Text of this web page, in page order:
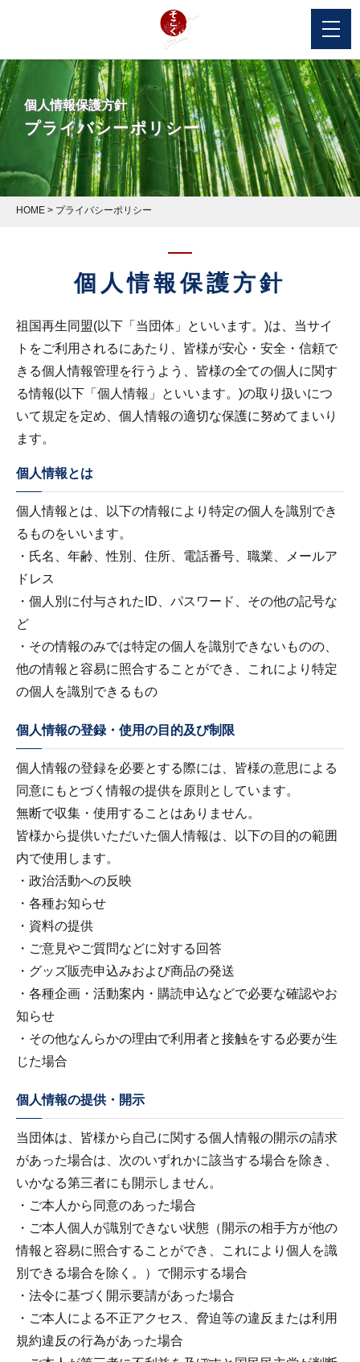
個人情報保護方針
プライバシーポリシー
HOME > プライバシーポリシー
個人情報保護方針
祖国再生同盟(以下「当団体」といいます。)は、当サイ
トをご利用されるにあたり、皆様が安心・安全・信頼で
きる個人情報管理を行うよう、皆様の全ての個人に関す
る情報(以下「個人情報」といいます。)の取り扱いにつ
いて規定を定め、個人情報の適切な保護に努めてまいり
ます。
個人情報とは
個人情報とは、以下の情報により特定の個人を識別でき
るものをいいます。
・氏名、年齢、性別、住所、電話番号、職業、メールア
ドレス
・個人別に付与されたID、パスワード、その他の記号な
ど
・その情報のみでは特定の個人を識別できないものの、
他の情報と容易に照合することができ、これにより特定
の個人を識別できるもの
個人情報の登録・使用の目的及び制限
個人情報の登録を必要とする際には、皆様の意思による
同意にもとづく情報の提供を原則としています。
無断で収集・使用することはありません。
皆様から提供いただいた個人情報は、以下の目的の範囲
内で使用します。
・政治活動への反映
・各種お知らせ
・資料の提供
・ご意見やご質問などに対する回答
・グッズ販売申込みおよび商品の発送
・各種企画・活動案内・購読申込などで必要な確認やお
知らせ
・その他なんらかの理由で利用者と接触をする必要が生
じた場合
個人情報の提供・開示
当団体は、皆様から自己に関する個人情報の開示の請求
があった場合は、次のいずれかに該当する場合を除き、
いかなる第三者にも開示しません。
・ご本人から同意のあった場合
・ご本人個人が識別できない状態（開示の相手方が他の
情報と容易に照合することができ、これにより個人を識
別できる場合を除く。）で開示する場合
・法令に基づく開示要請があった場合
・ご本人による不正アクセス、脅迫等の違反または利用
規約違反の行為があった場合